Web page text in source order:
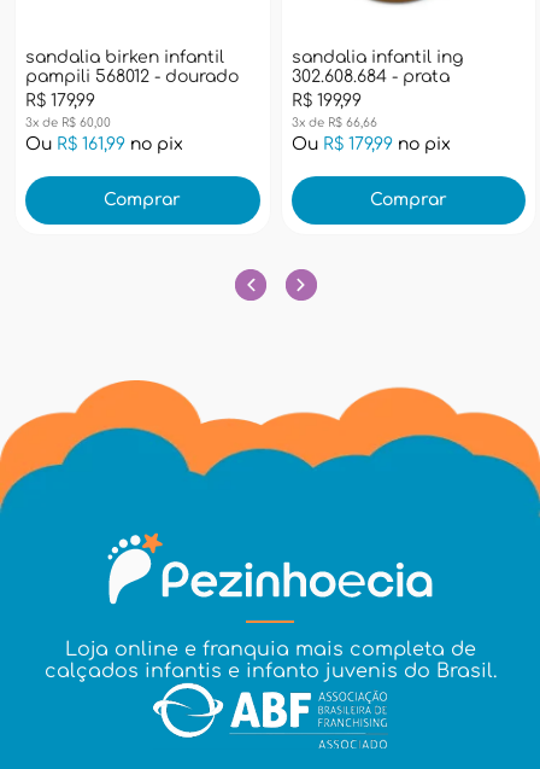
sandalia birken infantil
pampili 568012 - dourado
R$ 179,99
3x de R$ 60,00
Ou R$ 161,99 no pix
Comprar
sandalia infantil ing
302.608.684 - prata
R$ 199,99
3x de R$ 66,66
Ou R$ 179,99no pix
Comprar
Loja online e franquia mais completa de
calçados infantis e infanto juvenis do Brasil.